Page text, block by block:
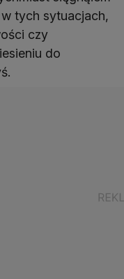
tych sytuacjach,
czy
do